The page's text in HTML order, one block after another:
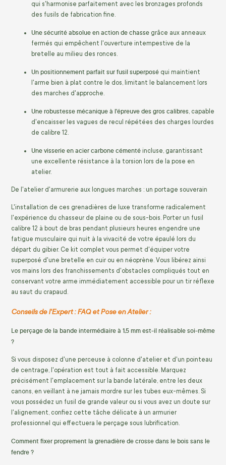
qui s'harmonise parfaitement avec les bronzages profonds
des fusils de fabrication fine.
Une sécurité absolue en action de chasse grâce aux anneaux
fermés qui empêchent l'ouverture intempestive de la
bretelle au milieu des ronces.
Un positionnement parfait sur fusil superposé qui maintient
l'arme bien à plat contre le dos, limitant le balancement lors
des marches d'approche.
Une robustesse mécanique à l'épreuve des gros calibres, capable
d'encaisser les vagues de recul répétées des charges lourdes
de calibre 12.
Une visserie en acier carbone cémenté incluse, garantissant
une excellente résistance à la torsion lors de la pose en
atelier.
De l'atelier d'armurerie aux longues marches : un portage souverain
L'installation de ces grenadières de luxe transforme radicalement
l'expérience du chasseur de plaine ou de sous-bois. Porter un fusil
calibre 12 à bout de bras pendant plusieurs heures engendre une
fatigue musculaire qui nuit à la vivacité de votre épaulé lors du
départ du gibier. Ce kit complet vous permet d'équiper votre
superposé d'une bretelle en cuir ou en néoprène. Vous libérez ainsi
vos mains lors des franchissements d'obstacles compliqués tout en
conservant votre arme immédiatement accessible pour un tir réflexe
au saut du crapaud.
Conseils de l'Expert : FAQ et Pose en Atelier :
Le perçage de la bande intermédiaire à 1,5 mm est-il réalisable soi-même
?
Si vous disposez d'une perceuse à colonne d'atelier et d'un pointeau
de centrage, l'opération est tout à fait accessible. Marquez
précisément l'emplacement sur la bande latérale, entre les deux
canons, en veillant à ne jamais mordre sur les tubes eux-mêmes. Si
vous possédez un fusil de grande valeur ou si vous avez un doute sur
l'alignement, confiez cette tâche délicate à un armurier
professionnel qui effectuera le perçage sous lubrification.
Comment fixer proprement la grenadière de crosse dans le bois sans le
fendre ?